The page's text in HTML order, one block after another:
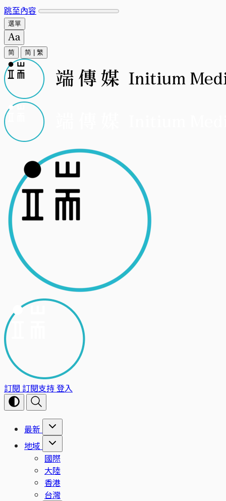
跳至內容
選單
简 简 繁
訂閱 訂閱支持登入
最新
地域
國際
大陸
香港
台灣